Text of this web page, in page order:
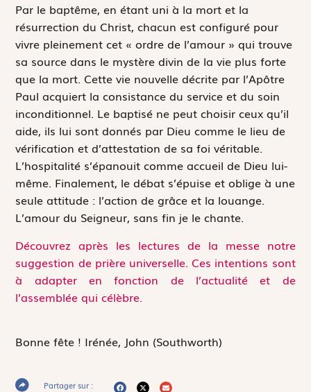
Par le baptême, en étant uni à la mort et la
résurrection du Christ, chacun est configuré pour
vivre pleinement cet « ordre de l’amour » qui trouve
sa source dans le mystère divin de la vie plus forte
que la mort. Cette vie nouvelle décrite par l’Apôtre
Paul acquiert la consistance du service et du soin
inconditionnel. Le baptisé ne peut choisir ceux qu’il
aide, ils lui sont donnés par Dieu comme le lieu de
vérification et d’attestation de sa foi véritable.
L’hospitalité s’épanouit comme accueil de Dieu lui-
même. Finalement, le débat s’épuise et oblige à une
seule attitude : l’action de grâce et la louange.
L’amour du Seigneur, sans fin je le chante.
Découvrez après les lectures de la messe notre
suggestion de prière universelle. Ces intentions sont
à adapter en fonction de l’actualité et de
l’assemblée qui célèbre.
Bonne fête ! Irénée, John (Southworth)
Partager sur :